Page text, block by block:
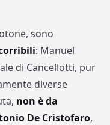
sono
: Manuel
di Cancellotti, pur
diverse
non è da
De Cristofaro,